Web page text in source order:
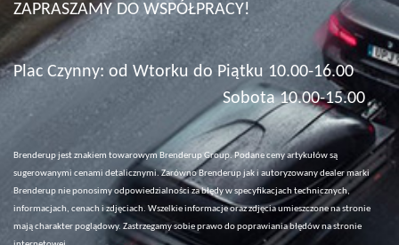
ZAPRASZAMY DO WSPÓŁPRACY!
Plac Czynny: od Wtorku do Piątku 10.00-16.00
Sobota 10.00-15.00
Brenderup jest znakiem towarowym Brenderup Group. Podane ceny artykułów są
sugerowanymi cenami detalicznymi. Zarówno Brenderup jak i autoryzowany dealer marki
Brenderup nie ponosimy odpowiedzialności za błędy w specyfikacjach technicznych,
informacjach, cenach i zdjęciach. Wszelkie informacje oraz zdjęcia umieszczone na stronie
mają charakter poglądowy. Zastrzegamy sobie prawo do poprawiania błędów na stronie